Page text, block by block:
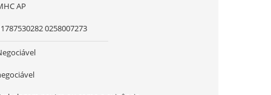
AP
0258007273